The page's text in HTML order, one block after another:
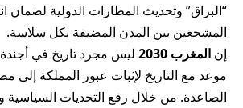
“البراق” وتحديث المطارات الدولية لضمان
المشجعين بين المدن المضيفة بكل سلاسة.
إن المغرب 2030
ليس مجرد تاريخ في
موعد مع التاريخ لإثبات عبور المملكة إلى
الصاعدة. من خلال رفع التحديات السياسية